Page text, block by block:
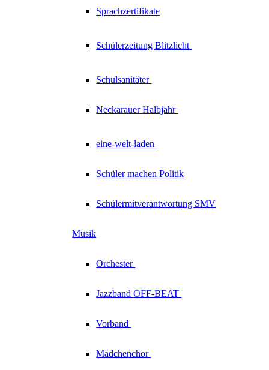
Sprachzertifikate
SchülerzeitungBlitzlicht
Schulsanitäter
NeckarauerHalbjahr
eine-welt-laden
Schüler machen Politik
Schülermitverantwortung SMV
Musik
Orchester
JazzbandOFF-BEAT
Vorband
Mädchenchor